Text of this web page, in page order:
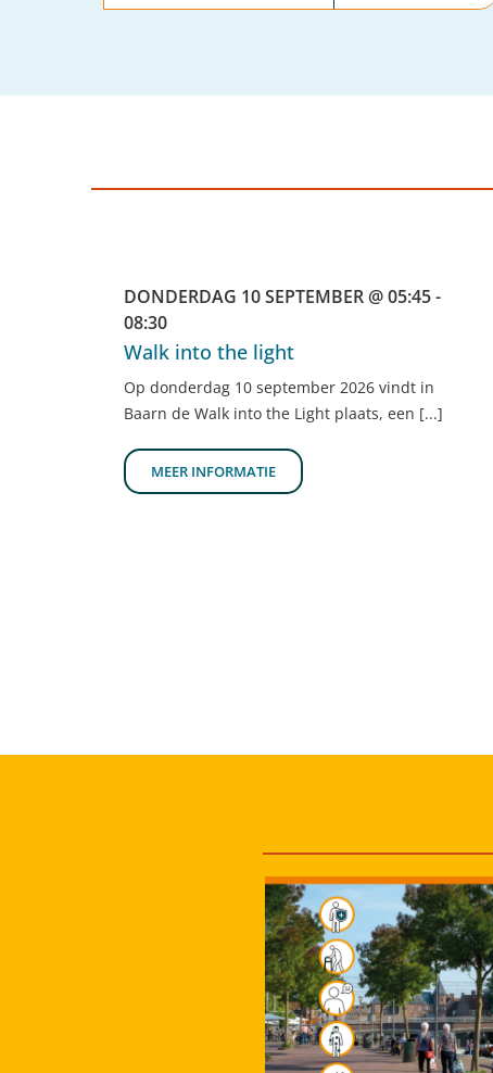
DONDERDAG 10 SEPTEMBER @ 05:45 -
08:30
Walk into the light
Op donderdag 10 september 2026 vindt in
Baarn de Walk into the Light plaats, een [...]
MEER INFORMATIE